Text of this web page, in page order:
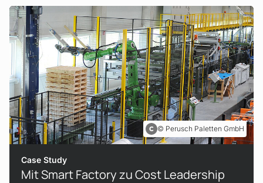
Perusch Paletten GmbH
Case Study
Mit Smart Factory zu Cost Leadership